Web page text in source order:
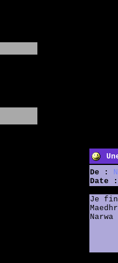
De :
Date :
Je